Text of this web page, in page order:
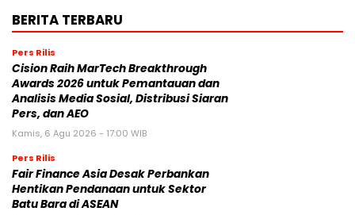
BERITA TERBARU
Pers Rilis
Cision Raih MarTech Breakthrough
Awards 2026 untuk Pemantauan dan
Analisis Media Sosial, Distribusi Siaran
Pers, dan AEO
Kamis, 6 Agu 2026 - 17:00 WIB
Pers Rilis
Fair Finance Asia Desak Perbankan
Hentikan Pendanaan untuk Sektor
Batu Bara di ASEAN